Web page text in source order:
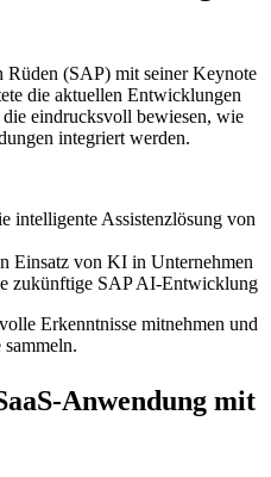
Rüden (SAP) mit seiner Keynote
die aktuellen Entwicklungen
die eindrucksvoll bewiesen, wie
integriert werden.
intelligente Assistenzlösung von
Einsatz von KI in Unternehmen
zukünftige SAP AI-Entwicklung
Erkenntnisse mitnehmen und
Anwendung mit